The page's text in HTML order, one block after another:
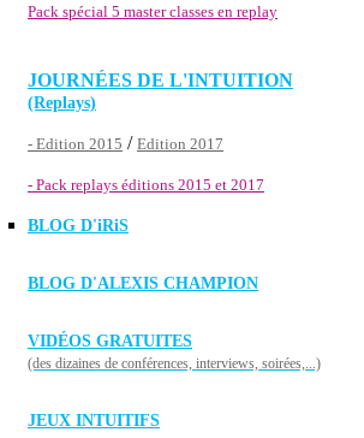
Pack spécial 5 master classes en replay
JOURNÉES DE L'INTUITION
(Replays)
- Edition 2015 / Edition 2017
- Pack replays éditions 2015 et 2017
BLOG D'iRiS
BLOG D'ALEXIS CHAMPION
VIDÉOS GRATUITES
(des dizaines de conférences, interviews, soirées,...)
JEUX INTUITIFS